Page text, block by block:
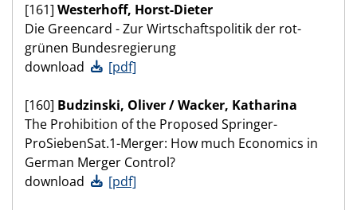
[161] Westerhoff, Horst-Dieter
Die Greencard - Zur Wirtschaftspolitik der rot-
grünen Bundesregierung
download
[pdf]
[160] Budzinski, Oliver / Wacker, Katharina
The Prohibition of the Proposed Springer-
ProSiebenSat.1-Merger: How much Economics in
German Merger Control?
download
[pdf]